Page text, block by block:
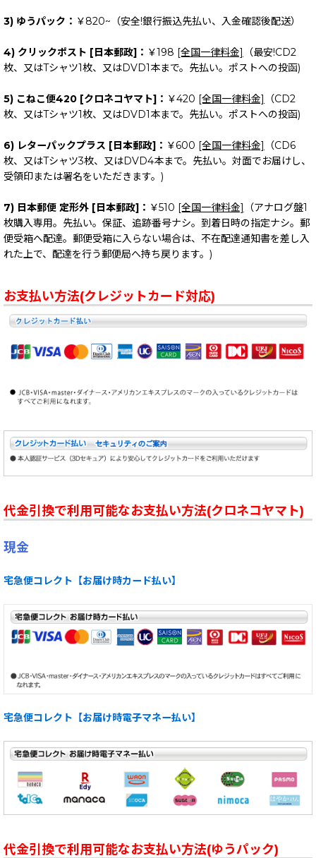
3) ゆうパック： ￥820~（安全!銀行振込先払い、入金確認後配送）
4) クリックポスト [日本郵政]： ￥198 [全国一律料金]
（最安!CD2
枚、又はTシャツ1枚、又はDVD1本まで。先払い。ポストへの投函)
5) こねこ便420 [クロネコヤマト]： ￥420 [全国一律料金]
（CD2
枚、又はTシャツ1枚、又はDVD1本まで。先払い。ポストへの投函)
6) レターパックプラス [日本郵政]： ￥600 [全国一律料金]
（CD6
枚、又はTシャツ3枚、又はDVD4本まで。先払い。対面でお届けし、
受領印または署名をいただきます。)
7) 日本郵便 定形外 [日本郵政]： ￥510 [全国一律料金]
（アナログ盤1
枚購入専用。先払い。保証、追跡番号ナシ。到着日時の指定ナシ。郵
便受箱へ配達。郵便受箱に入らない場合は、不在配達通知書を差し入
れた上で、配達を行う郵便局へ持ち戻ります。)
お支払い方法(クレジットカード対応)
代金引換で利用可能なお支払い方法(クロネコヤマト)
現金
宅急便コレクト【お届け時カード払い】
宅急便コレクト【お届け時電子マネー払い】
代金引換で利用可能なお支払い方法(ゆうパック)